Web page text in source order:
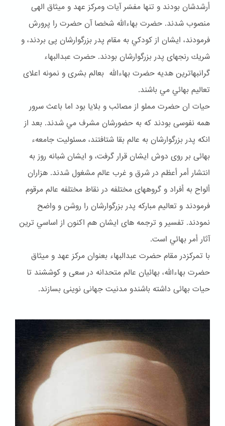
أرشدشان بودند و تنها مفسّر آيات ومركز عهد و ميثاق الهى
منصوب شدند. حضرت بهاءالله شخصا آن حضرت را پرورش
فرمودند، ايشان از كودكي به مقام پدر بزرگوارشان پى بردند، و
شريك رنجهاى پدر بزرگوارشان بودند. حضرت عبدالبهاء
گرانبهاترين هديه حضرت بهاءالله بعالم بشرى و نمونه اعلاى
تعاليم بهائي مي باشند.
حيات ان حضرت مملو از مصائب و بلايا بود اما باعث سرور
همه نفوسى بودند كه به حضورشان مشرف مي شدند. بعد از
انكه پدر بزرگوارشان به عالم بقا شتافتند، مسئوليت جامعهء
بهائى بر روى دوش ايشان قرار گرفت، و ايشان شبانه روز به
انتشار أمر أعظم در شرق و غرب عالم مشغول شدند. هزاران
ألواح به أفراد و گروههاى مختلفه در نقاط مختلفه عالم مرقوم
فرمودند و تعاليم مباركه پدر بزرگوارشان را روشن و واضح
نمودند. تفسير و ترجمه هاى ايشان هم اكنون از اساسي ترين
آثار أمر بهائي است.
با تمرکزدر مقام حضرت عبدالبهاء بعنوان مركز عهد و ميثاق
حضرت بهاءالله، بهائيان عالم متحدانه در سعى و كوششند تا
حيات بهائى داشته باشندو مدنيت جهانى نوينى بسازند.